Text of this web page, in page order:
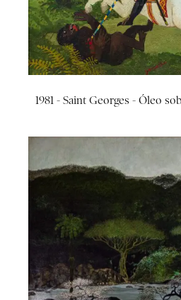
1981 - Saint Georges - Óleo